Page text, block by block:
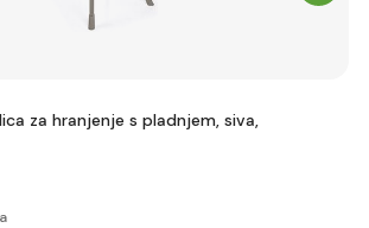
za hranjenje s pladnjem, siva,